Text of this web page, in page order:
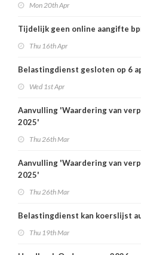
Mon 20th Apr
Tijdelijk geen online aangifte
Thu 16th Apr
Belastingdienst gesloten op 6
Wed 1st Apr
Aanvulling 'Waardering van
2025'
Thu 26th Mar
Aanvulling 'Waardering van
2025'
Thu 26th Mar
Belastingdienst kan koerslijst
Thu 19th Mar